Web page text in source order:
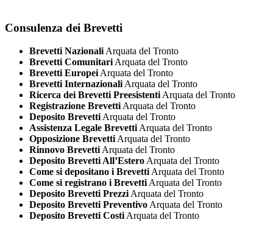
Consulenza dei Brevetti
Brevetti Nazionali Arquata del Tronto
Brevetti Comunitari Arquata del Tronto
Brevetti Europei Arquata del Tronto
Brevetti Internazionali Arquata del Tronto
Ricerca dei Brevetti Preesistenti Arquata del Tronto
Registrazione Brevetti Arquata del Tronto
Deposito Brevetti Arquata del Tronto
Assistenza Legale Brevetti Arquata del Tronto
Opposizione Brevetti Arquata del Tronto
Rinnovo Brevetti Arquata del Tronto
Deposito Brevetti All’Estero Arquata del Tronto
Come si depositano i Brevetti Arquata del Tronto
Come si registrano i Brevetti Arquata del Tronto
Deposito Brevetti Prezzi Arquata del Tronto
Deposito Brevetti Preventivo Arquata del Tronto
Deposito Brevetti Costi Arquata del Tronto